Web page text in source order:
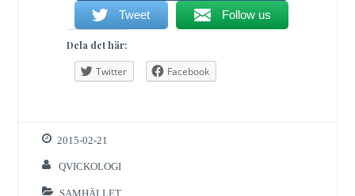
Tweet Follow us
Dela det här:
Twitter Facebook
2015-02-21
QVICKOLOGI
SAMHÄLLET